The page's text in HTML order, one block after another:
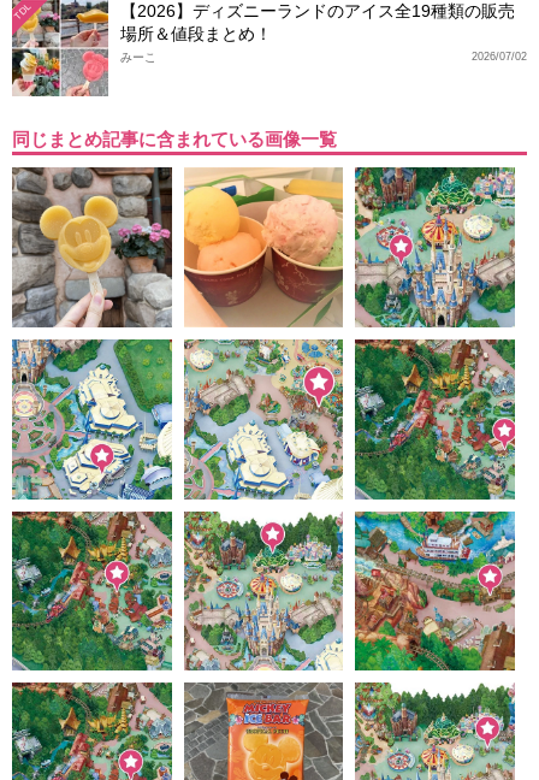
TDL
【2026】ディズニーランドのアイス全19種類の販売
場所＆値段まとめ！
2026/07/02
みーこ
同じまとめ記事に含まれている画像一覧